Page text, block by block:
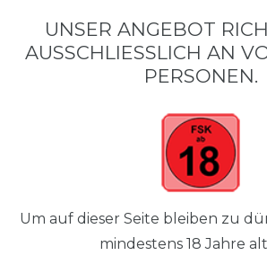
UNSER ANGEBOT
AUSSCHLIESSLICH AN
ERSONEN.
Um auf dieser Seite bleiben zu
mindestens 18 Jahre